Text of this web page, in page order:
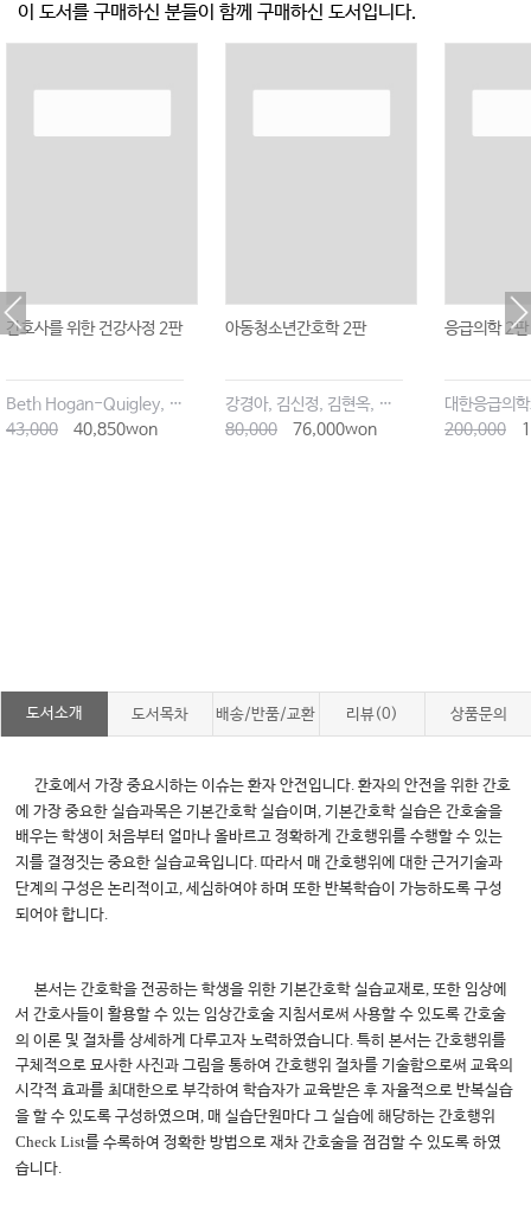
이 도서를 구매하신 분들이 함께 구매하신 도서입니다.
간호사를 위한 건강사정 2판
Beth Hogan-Quigley, Mary Louise Palm, Lynn S. Bickley
43,000
40,850won
아동청소년간호학 2판
강경아, 김신정, 김현옥, 이명남 외 공저
80,000
76,000won
응급의학 2
대한응급의
200,000
도서소개 도서목차 배송/반품/교환 리뷰(0) 상품문의
간호에서 가장 중요시하는 이슈는 환자 안전입니다.환자의 안전을 위한 간호
에 가장 중요한 실습과목은 기본간호학 실습이며,기본간호학 실습은 간호술을
배우는 학생이 처음부터 얼마나 올바르고 정확하게 간호행위를 수행할 수 있는
지를 결정짓는 중요한 실습교육입니다.따라서 매 간호행위에 대한 근거기술과
단계의 구성은 논리적이고,세심하여야 하며 또한 반복학습이 가능하도록 구성
되어야 합니다.
본서는 간호학을 전공하는 학생을 위한 기본간호학 실습교재로,또한 임상에
서 간호사들이 활용할 수 있는 임상간호술 지침서로써 사용할 수 있도록 간호술
의 이론 및 절차를 상세하게 다루고자 노력하였습니다.특히 본서는 간호행위를
구체적으로 묘사한 사진과 그림을 통하여 간호행위 절차를 기술함으로써 교육의
시각적 효과를 최대한으로 부각하여 학습자가 교육받은 후 자율적으로 반복실습
을 할 수 있도록 구성하였으며, 매 실습단원마다 그 실습에 해당하는 간호행위
Check List를 수록하여 정확한 방법으로 재차 간호술을 점검할 수 있도록 하였
습니다.